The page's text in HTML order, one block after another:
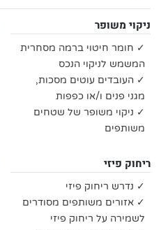
ניקוי משופר
✓ חומר חיטוי ברמה מסחרית
המשמש לניקוי הנכס
✓ העובדים עוטים מסכות,
מגני פנים ו/או כפפות
✓ ניקוי משופר של שטחים
משותפים
ריחוק פיזי
✓ נדרש ריחוק פיזי
✓ אזורים משותפים מסודרים
לשמירה על ריחוק פיזי